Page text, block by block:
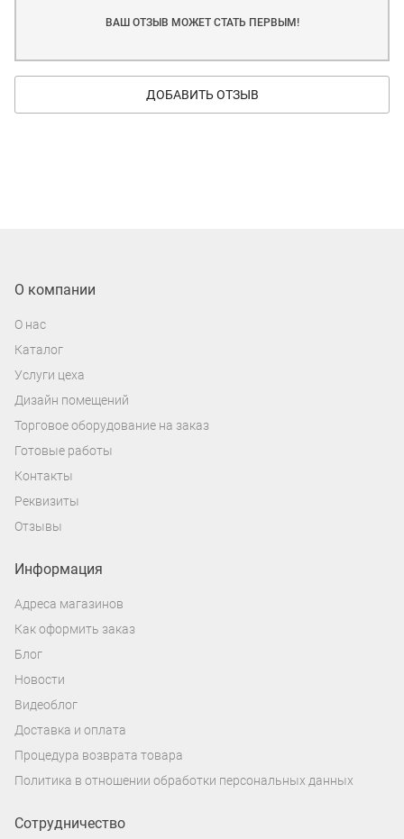
ВАШ ОТЗЫВ МОЖЕТ СТАТЬ ПЕРВЫМ!
ДОБАВИТЬ ОТЗЫВ
О компании
О нас
Каталог
Услуги цеха
Дизайн помещений
Торговое оборудование на заказ
Готовые работы
Контакты
Реквизиты
Отзывы
Информация
Адреса магазинов
Как оформить заказ
Блог
Новости
Видеоблог
Доставка и оплата
Процедура возврата товара
Политика в отношении обработки персональных данных
Сотрудничество